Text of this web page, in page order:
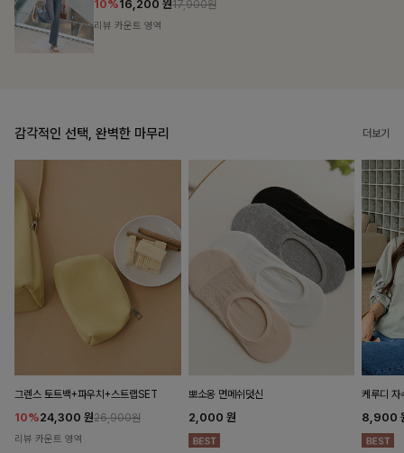
감각적인 선택, 완벽한 마무리 더보기
그렌스 토트백+파우치+스트랩SET
10%24,300 원26,900원
리뷰 카운트 영역
뽀소옹 면메쉬덧신
2,000 원
케루디 자
8,900